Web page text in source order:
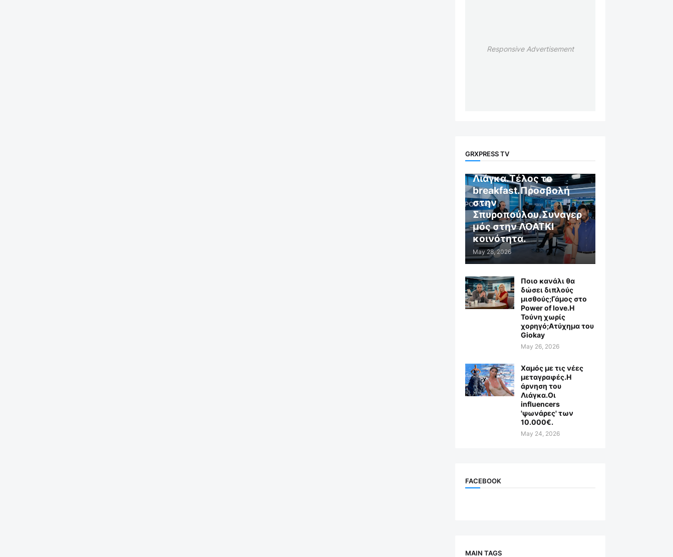
Responsive Advertisement
GRXPRESS TV
GR X WEB TV
Λιάγκα.Τέλος το
breakfast.Προσβολή
στην
Σπυροπούλου.Συναγερ
μός στην ΛΟΑΤΚΙ
κοινότητα.
May 28, 2026
Ποιο κανάλι θα
δώσει διπλούς
μισθούς;Γάμος στο
Power of love.Η
Τούνη χωρίς
χορηγό;Aτύχημα του
Giokay
May 26, 2026
Χαμός με τις νέες
μεταγραφές.Η
άρνηση του
Λιάγκα.Οι
influencers
'ψωνάρες' των
10.000€.
May 24, 2026
FACEBOOK
MAIN TAGS